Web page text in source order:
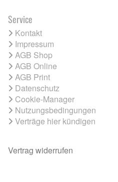
Service
Kontakt
Impressum
AGB Shop
AGB Online
AGB Print
Datenschutz
Cookie-Manager
Nutzungsbedingungen
Verträge hier kündigen
Vertrag widerrufen